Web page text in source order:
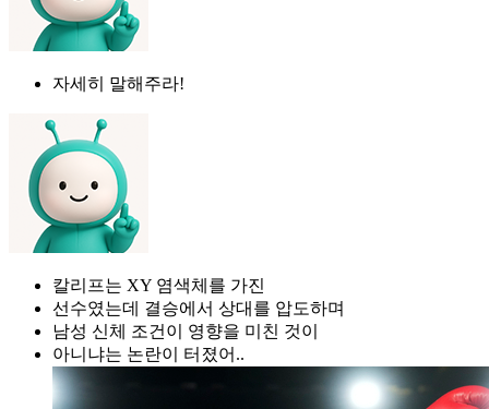
자세히 말해주라!
칼리프는 XY 염색체를 가진
선수였는데 결승에서 상대를 압도하며
남성 신체 조건이 영향을 미친 것이
아니냐는 논란이 터졌어..